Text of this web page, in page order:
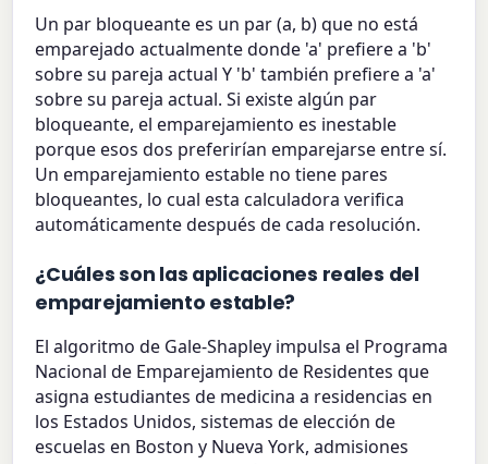
Un par bloqueante es un par (a, b) que no está
emparejado actualmente donde 'a' prefiere a 'b'
sobre su pareja actual Y 'b' también prefiere a 'a'
sobre su pareja actual. Si existe algún par
bloqueante, el emparejamiento es inestable
porque esos dos preferirían emparejarse entre sí.
Un emparejamiento estable no tiene pares
bloqueantes, lo cual esta calculadora verifica
automáticamente después de cada resolución.
¿Cuáles son las aplicaciones reales del
emparejamiento estable?
El algoritmo de Gale-Shapley impulsa el Programa
Nacional de Emparejamiento de Residentes que
asigna estudiantes de medicina a residencias en
los Estados Unidos, sistemas de elección de
escuelas en Boston y Nueva York, admisiones